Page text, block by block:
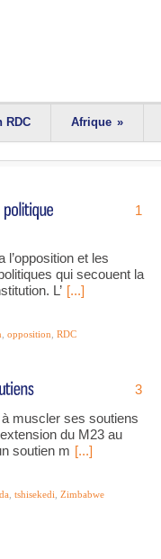
RDC Afrique »
1
et les
qui secouent la
L’ [...]
opposition RDC
3
muscler ses soutiens
du M23 au
soutien m [...]
tshisekedi Zimbabwe